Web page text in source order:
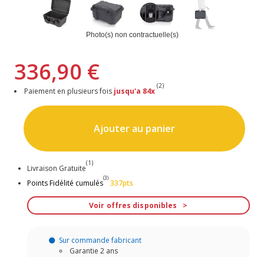
Photo(s) non contractuelle(s)
336,90 €
Paiement en plusieurs fois jusqu'a 84x
(2)
Ajouter au panier
Livraison Gratuite
(1)
Points Fidélité cumulés
(3)
337pts
Voir offres disponibles
Sur commande fabricant
Garantie 2 ans